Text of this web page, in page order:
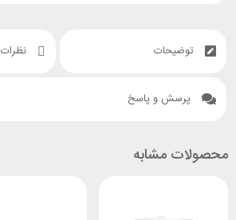
توضیحات نظرات
پرسش و پاسخ
محصولات مشابه